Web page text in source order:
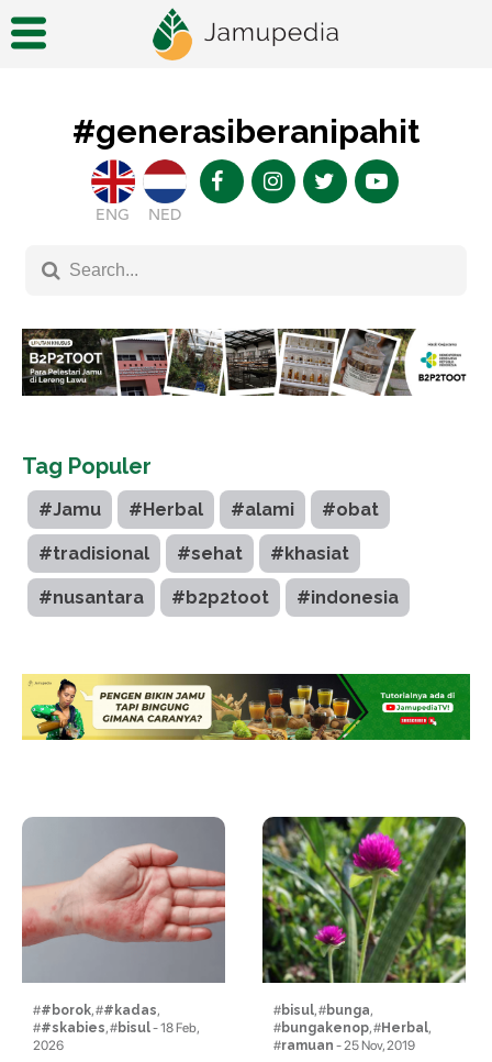
#generasiberanipahit
ENG NED
Tag Populer
#Jamu #Herbal #alami #obat
#tradisional #sehat #khasiat
#nusantara #b2p2toot #indonesia
##borok, ##kadas,
##skabies, #bisul- 18 Feb,
2026
#bisul, #bunga,
#bungakenop, #Herbal,
#ramuan - 25 Nov, 2019